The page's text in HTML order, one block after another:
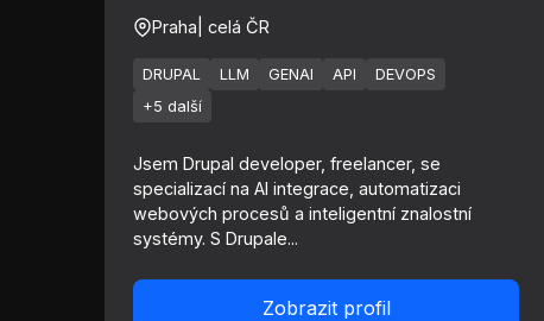
Praha | celá ČR
DRUPAL LLM GENAI API
DEVOPS
+5 další
Jsem Drupal developer, freelancer, se
specializací na AI integrace, automatizaci
webových procesů a inteligentní znalostní
systémy. S Drupale...
Zobrazit profil